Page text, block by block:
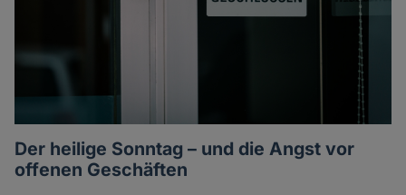
Der heilige Sonntag – und die Angst vor
offenen Geschäften